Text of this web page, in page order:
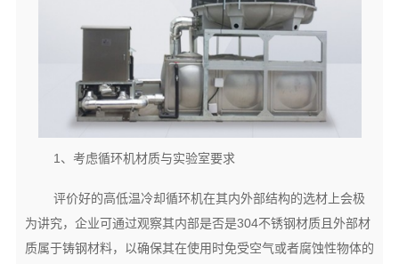
1、考虑循环机材质与实验室要求
评价好的高低温冷却循环机在其内外部结构的选材上会极
为讲究，企业可通过观察其内部是否是304不锈钢材质且外部材
质属于铸钢材料，以确保其在使用时免受空气或者腐蚀性物体的